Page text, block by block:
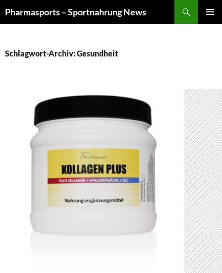
Inhalt
Pharmasports – Sportnahrung News
Schlagwort-Archiv: Gesundheit